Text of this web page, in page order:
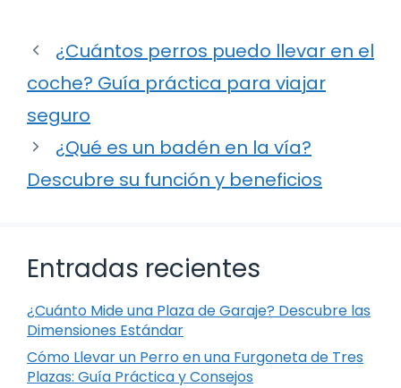
¿Cuántos perros puedo llevar en el
coche? Guía práctica para viajar
seguro
¿Qué es un badén en la vía?
Descubre su función y beneficios
Entradas recientes
¿Cuánto Mide una Plaza de Garaje? Descubre las
Dimensiones Estándar
Cómo Llevar un Perro en una Furgoneta de Tres
Plazas: Guía Práctica y Consejos